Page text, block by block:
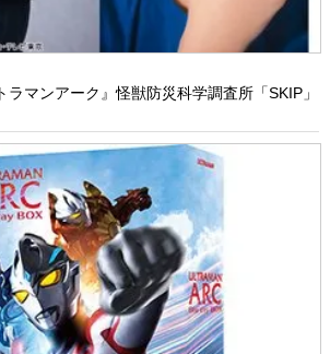
マンアーク』怪獣防災科学調査所「SKIP」